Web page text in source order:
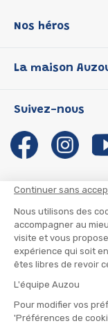
Continuer sans
Nous utilisons des
accompagner au
visite et vous
expérience qui soit
êtes libres de revoir
L'équipe Auzou
Pour modifier vos
'Préférences de
Nos héros
P'tit Loup
Les Influenceuses
Migali
Petite Taupe
La maison
Notre histoire
Auzou s'engage
Auteurs et
Suivre mon colis
Infos
Suivez-nous